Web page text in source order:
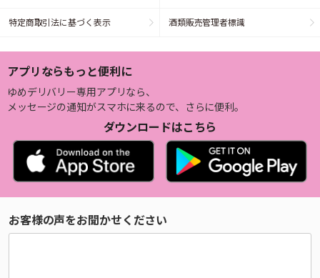
特定商取引法に基づく表示 酒類販売管理者標識
アプリならもっと便利に
ゆめデリバリー専用アプリなら、
メッセージの通知がスマホに来るので、さらに便利。
ダウンロードはこちら
お客様の声をお聞かせください